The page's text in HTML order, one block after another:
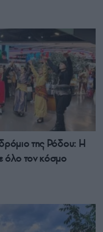
της Ρόδου: Η
όλο τον κόσμο